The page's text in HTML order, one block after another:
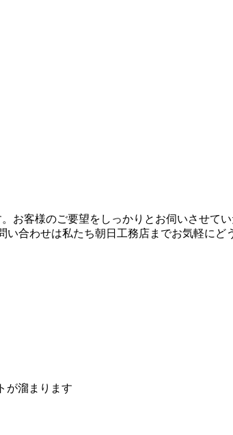
客様のご要望をしっかりとお伺いさせて
合わせは私たち朝日工務店までお気軽にど